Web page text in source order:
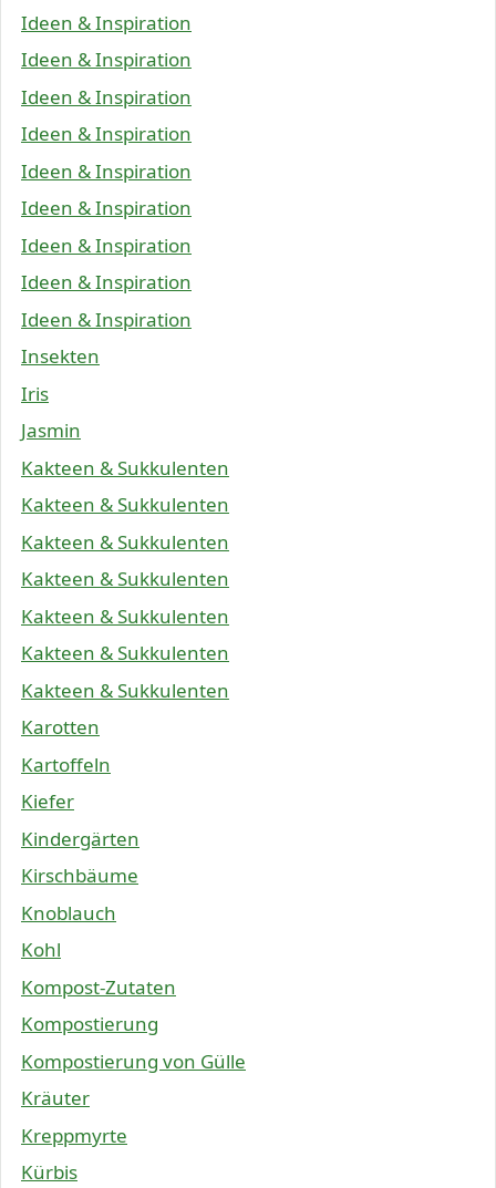
Ideen & Inspiration
Ideen & Inspiration
Ideen & Inspiration
Ideen & Inspiration
Ideen & Inspiration
Ideen & Inspiration
Ideen & Inspiration
Ideen & Inspiration
Ideen & Inspiration
Insekten
Iris
Jasmin
Kakteen & Sukkulenten
Kakteen & Sukkulenten
Kakteen & Sukkulenten
Kakteen & Sukkulenten
Kakteen & Sukkulenten
Kakteen & Sukkulenten
Kakteen & Sukkulenten
Karotten
Kartoffeln
Kiefer
Kindergärten
Kirschbäume
Knoblauch
Kohl
Kompost-Zutaten
Kompostierung
Kompostierung von Gülle
Kräuter
Kreppmyrte
Kürbis